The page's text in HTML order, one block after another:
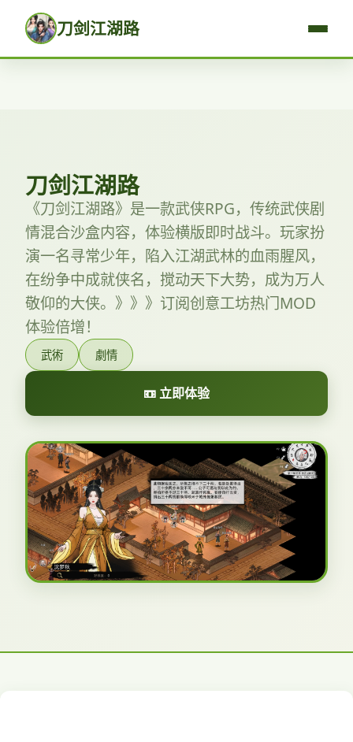
刀剑江湖路
刀剑江湖路
《刀剑江湖路》是一款武侠RPG，传统武侠剧
情混合沙盒内容，体验横版即时战斗。玩家扮
演一名寻常少年，陷入江湖武林的血雨腥风，
在纷争中成就侠名，搅动天下大势，成为万人
敬仰的大侠。》》》订阅创意工坊热门MOD
体验倍增！
武術 劇情
📼 立即体验